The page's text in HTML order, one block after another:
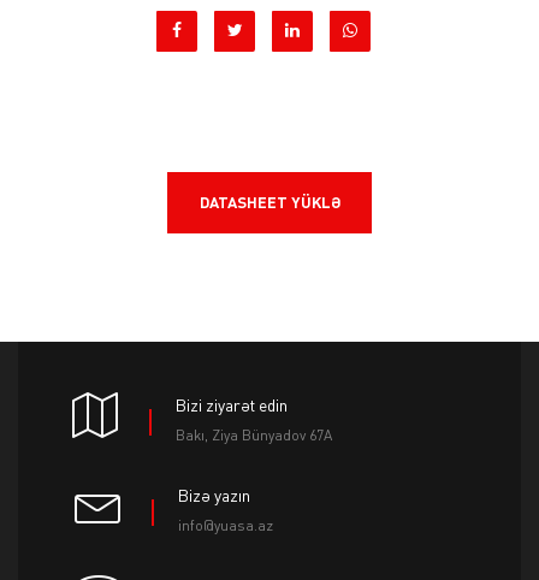
DATASHEET YÜKLƏ
Bizi ziyarət edin
Bakı, Ziya Bünyadov 67A
Bizə yazın
info@yuasa.az